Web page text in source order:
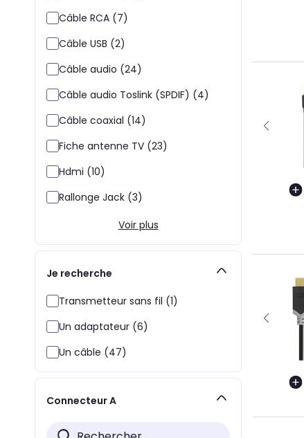
Câble RCA (7)
Câble USB (2)
Câble audio (24)
Câble audio Toslink (SPDIF) (4)
Câble coaxial (14)
Fiche antenne TV (23)
Hdmi (10)
Rallonge Jack (3)
Voir plus
Je recherche
Transmetteur sans fil (1)
Un adaptateur (6)
Un câble (47)
Connecteur A